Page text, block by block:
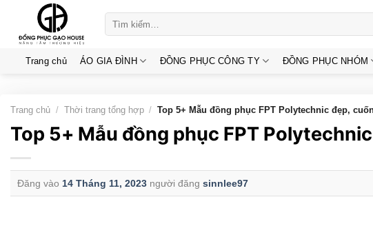
content
Trang chủ ÁO GIA ĐÌNH ĐỒNG PHỤC CÔNG TY ĐỒNG PHỤC NHÓM
Trang chủ / Thời trang tổng hợp / Top 5+ Mẫu đồng phục FPT Polytechnic đẹp,
Top 5+ Mẫu đồng phục FPT
Đăng vào 14 Tháng 11, 2023 người đăng sinnlee97